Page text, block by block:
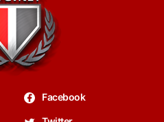
Facebook